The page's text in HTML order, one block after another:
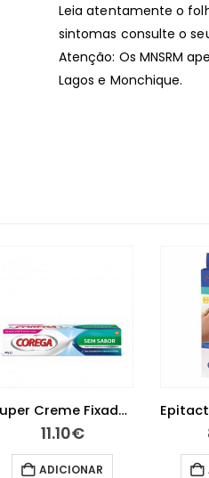
Leia atentamente o
sintomas consulte o
Atenção: Os MNSRM
Lagos e Monchique.
Super Creme Fixador Próteses Sem Sabor 40 g
11.10€
ADICIONAR